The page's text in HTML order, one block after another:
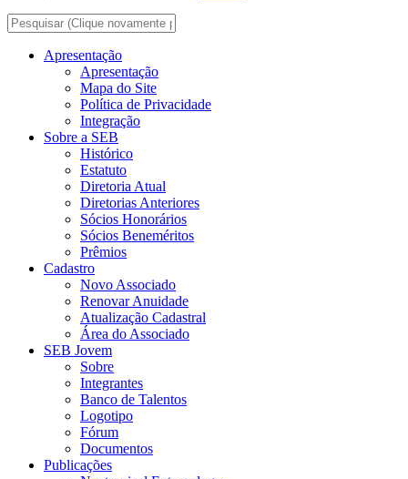
Apresentação
Apresentação
Mapa do Site
Política de Privacidade
Integração
Sobre a SEB
Histórico
Estatuto
Diretoria Atual
Diretorias Anteriores
Sócios Honorários
Sócios Beneméritos
Prêmios
Cadastro
Novo Associado
Renovar Anuidade
Atualização Cadastral
Área do Associado
SEB Jovem
Sobre
Integrantes
Banco de Talentos
Logotipo
Fórum
Documentos
Publicações